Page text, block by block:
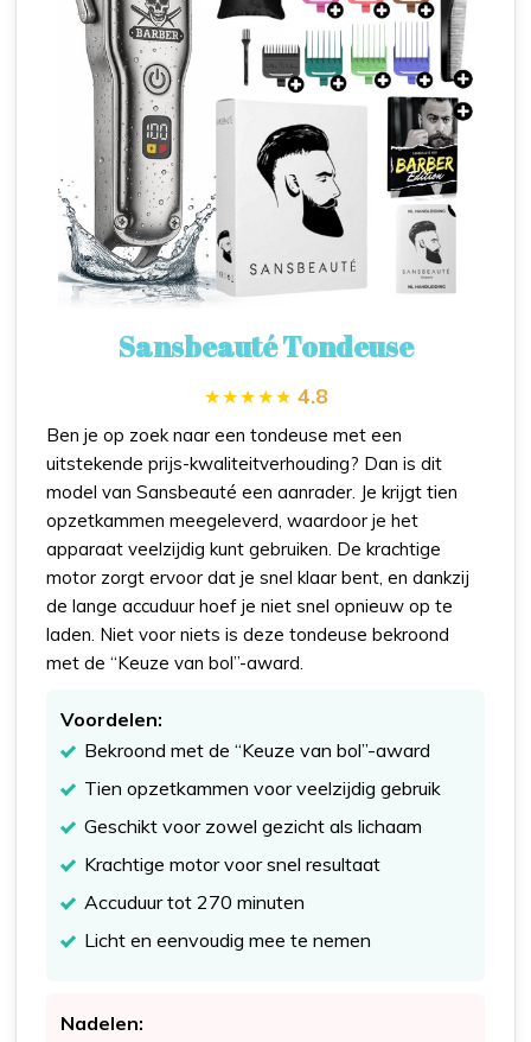
Sansbeauté Tondeuse
4.8
Ben je op zoek naar een tondeuse met een
uitstekende prijs-kwaliteitverhouding? Dan is dit
model van Sansbeauté een aanrader. Je krijgt tien
opzetkammen meegeleverd, waardoor je het
apparaat veelzijdig kunt gebruiken. De krachtige
motor zorgt ervoor dat je snel klaar bent, en dankzij
de lange accuduur hoef je niet snel opnieuw op te
laden. Niet voor niets is deze tondeuse bekroond
met de “Keuze van bol”-award.
Voordelen:
Bekroond met de “Keuze van bol”-award
Tien opzetkammen voor veelzijdig gebruik
Geschikt voor zowel gezicht als lichaam
Krachtige motor voor snel resultaat
Accuduur tot 270 minuten
Licht en eenvoudig mee te nemen
Nadelen: